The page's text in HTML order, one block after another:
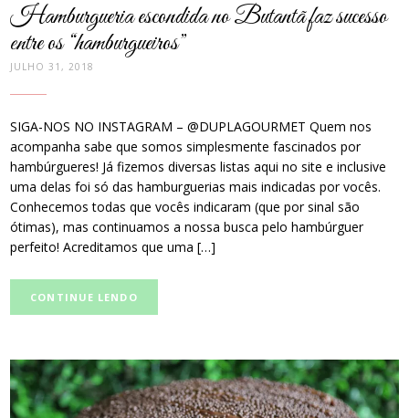
Hamburgueria escondida no Butantã faz sucesso
entre os “hamburgueiros”
JULHO 31, 2018
SIGA-NOS NO INSTAGRAM – @DUPLAGOURMET Quem nos
acompanha sabe que somos simplesmente fascinados por
hambúrgueres! Já fizemos diversas listas aqui no site e inclusive
uma delas foi só das hamburguerias mais indicadas por vocês.
Conhecemos todas que vocês indicaram (que por sinal são
ótimas), mas continuamos a nossa busca pelo hambúrguer
perfeito! Acreditamos que uma […]
CONTINUE LENDO
post
thumbnail